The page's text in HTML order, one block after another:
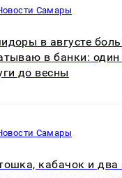
Самары
в августе
в банки:
до весны
Самары
кабачок и